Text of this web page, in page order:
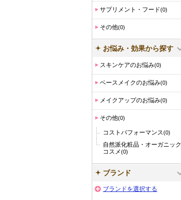
サプリメント・フード(0)
その他(0)
お悩み・効果から探す
スキンケアのお悩み(0)
ベースメイクのお悩み(0)
メイクアップのお悩み(0)
その他(0)
コストパフォーマンス(0)
自然派化粧品・オーガニック
コスメ(0)
ブランド
ブランドを選択する